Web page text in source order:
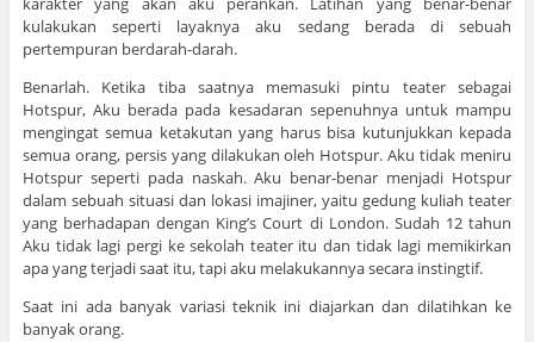
kulakukan seperti layaknya aku sedang berada di sebuah
pertempuran berdarah-darah.
Benarlah. Ketika tiba saatnya memasuki pintu teater sebagai
Hotspur, Aku berada pada kesadaran sepenuhnya untuk mampu
mengingat semua ketakutan yang harus bisa kutunjukkan kepada
semua orang, persis yang dilakukan oleh Hotspur. Aku tidak meniru
Hotspur seperti pada naskah. Aku benar-benar menjadi Hotspur
dalam sebuah situasi dan lokasi imajiner, yaitu gedung kuliah teater
yang berhadapan dengan King’s Court di London. Sudah 12 tahun
Aku tidak lagi pergi ke sekolah teater itu dan tidak lagi memikirkan
apa yang terjadi saat itu, tapi aku melakukannya secara instingtif.
Saat ini ada banyak variasi teknik ini diajarkan dan dilatihkan ke
banyak orang.